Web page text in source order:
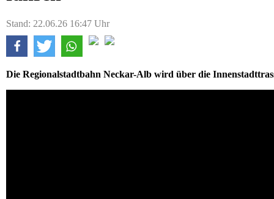
Stand: 22.06.26 16:47 Uhr
Die Regionalstadtbahn Neckar-Alb wird über die